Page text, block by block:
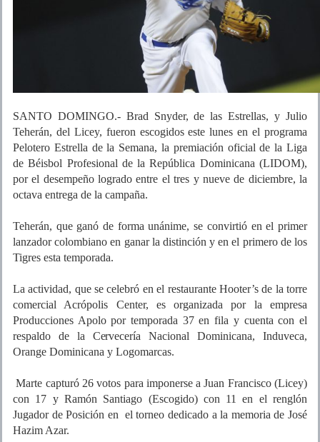
SANTO DOMINGO.- Brad Snyder, de las Estrellas, y Julio
Teherán, del Licey, fueron escogidos este lunes en el programa
Pelotero Estrella de la Semana, la premiación oficial de la Liga
de Béisbol Profesional de la República Dominicana (LIDOM),
por el desempeño logrado entre el tres y nueve de diciembre, la
octava entrega de la campaña.
Teherán, que ganó de forma unánime, se convirtió en el primer
lanzador colombiano en ganar la distinción y en el primero de los
Tigres esta temporada.
La actividad, que se celebró en el restaurante Hooter’s de la torre
comercial Acrópolis Center, es organizada por la empresa
Producciones Apolo por temporada 37 en fila y cuenta con el
respaldo de la Cervecería Nacional Dominicana, Induveca,
Orange Dominicana y Logomarcas.
Marte capturó 26 votos para imponerse a Juan Francisco (Licey)
con 17 y Ramón Santiago (Escogido) con 11 en el renglón
Jugador de Posición en el torneo dedicado a la memoria de José
Hazim Azar.